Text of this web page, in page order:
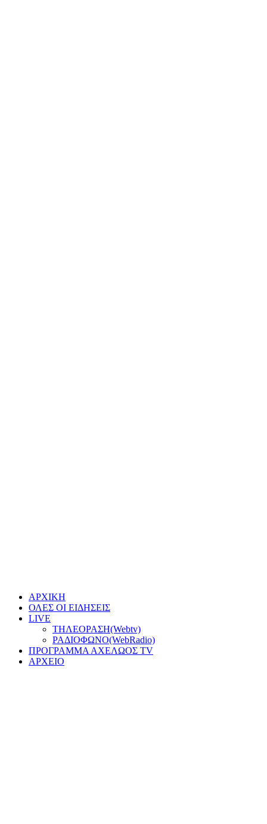
ΑΡΧΙΚΗ
ΟΛΕΣ ΟΙ ΕΙΔΗΣΕΙΣ
LIVE
ΤΗΛΕΟΡΑΣΗ(Webtv)
ΡΑΔΙΟΦΩΝΟ(WebRadio)
ΠΡΟΓΡΑΜΜΑ ΑΧΕΛΩΟΣ TV
ΑΡΧΕΙΟ